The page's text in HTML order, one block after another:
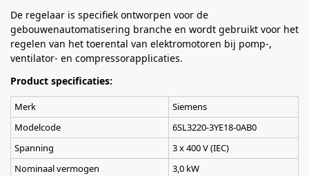
De regelaar is specifiek ontworpen voor de
gebouwenautomatisering branche en wordt gebruikt voor het
regelen van het toerental van elektromotoren bij pomp-,
ventilator- en compressorapplicaties.
Product specificaties:
Merk
Siemens
Modelcode
6SL3220-3YE18-0AB0
Spanning
3 x 400 V (IEC)
Nominaal vermogen
3,0 kW